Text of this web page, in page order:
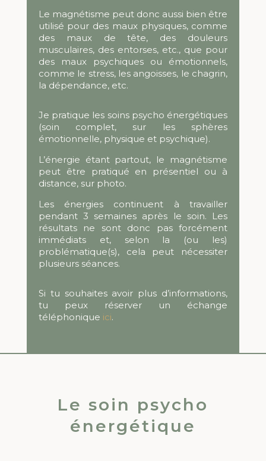
Le magnétisme peut donc aussi bien être
utilisé pour des maux physiques, comme
des maux de tête, des douleurs
musculaires, des entorses, etc., que pour
des maux psychiques ou émotionnels,
comme le stress, les angoisses, le chagrin,
la dépendance, etc.
Je pratique les soins psycho énergétiques
(soin complet, sur les sphères
émotionnelle, physique et psychique).
L’énergie étant partout, le magnétisme
peut être pratiqué en présentiel ou à
distance, sur photo.
Les énergies continuent à travailler
pendant 3 semaines après le soin. Les
résultats ne sont donc pas forcément
immédiats et, selon la (ou les)
problématique(s), cela peut nécessiter
plusieurs séances.
Si tu souhaites avoir plus d’informations,
tu peux réserver un échange
téléphonique ici.
Le soin psycho
énergétique